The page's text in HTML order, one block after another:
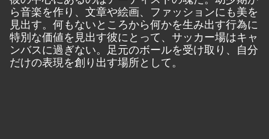
ら音楽を作り、文章や絵画、ファッションにも美を
見出す。何もないところから何かを生み出す行為に
特別な価値を見出す彼にとって、サッカー場はキャ
ンバスに過ぎない。足元のボールを受け取り、自分
だけの表現を創り出す場所として。